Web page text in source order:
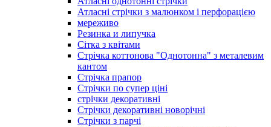
Атласні стрічки з малюнком і перфорацією
мереживо
Резинка и липучка
Сітка з квітами
Стрічка коттонова "Однотонна" з металевим
кантом
Стрічка прапор
Стрічки по супер ціні
стрічки декоративні
Стрічки декоративні новорічні
Стрічки з парчі